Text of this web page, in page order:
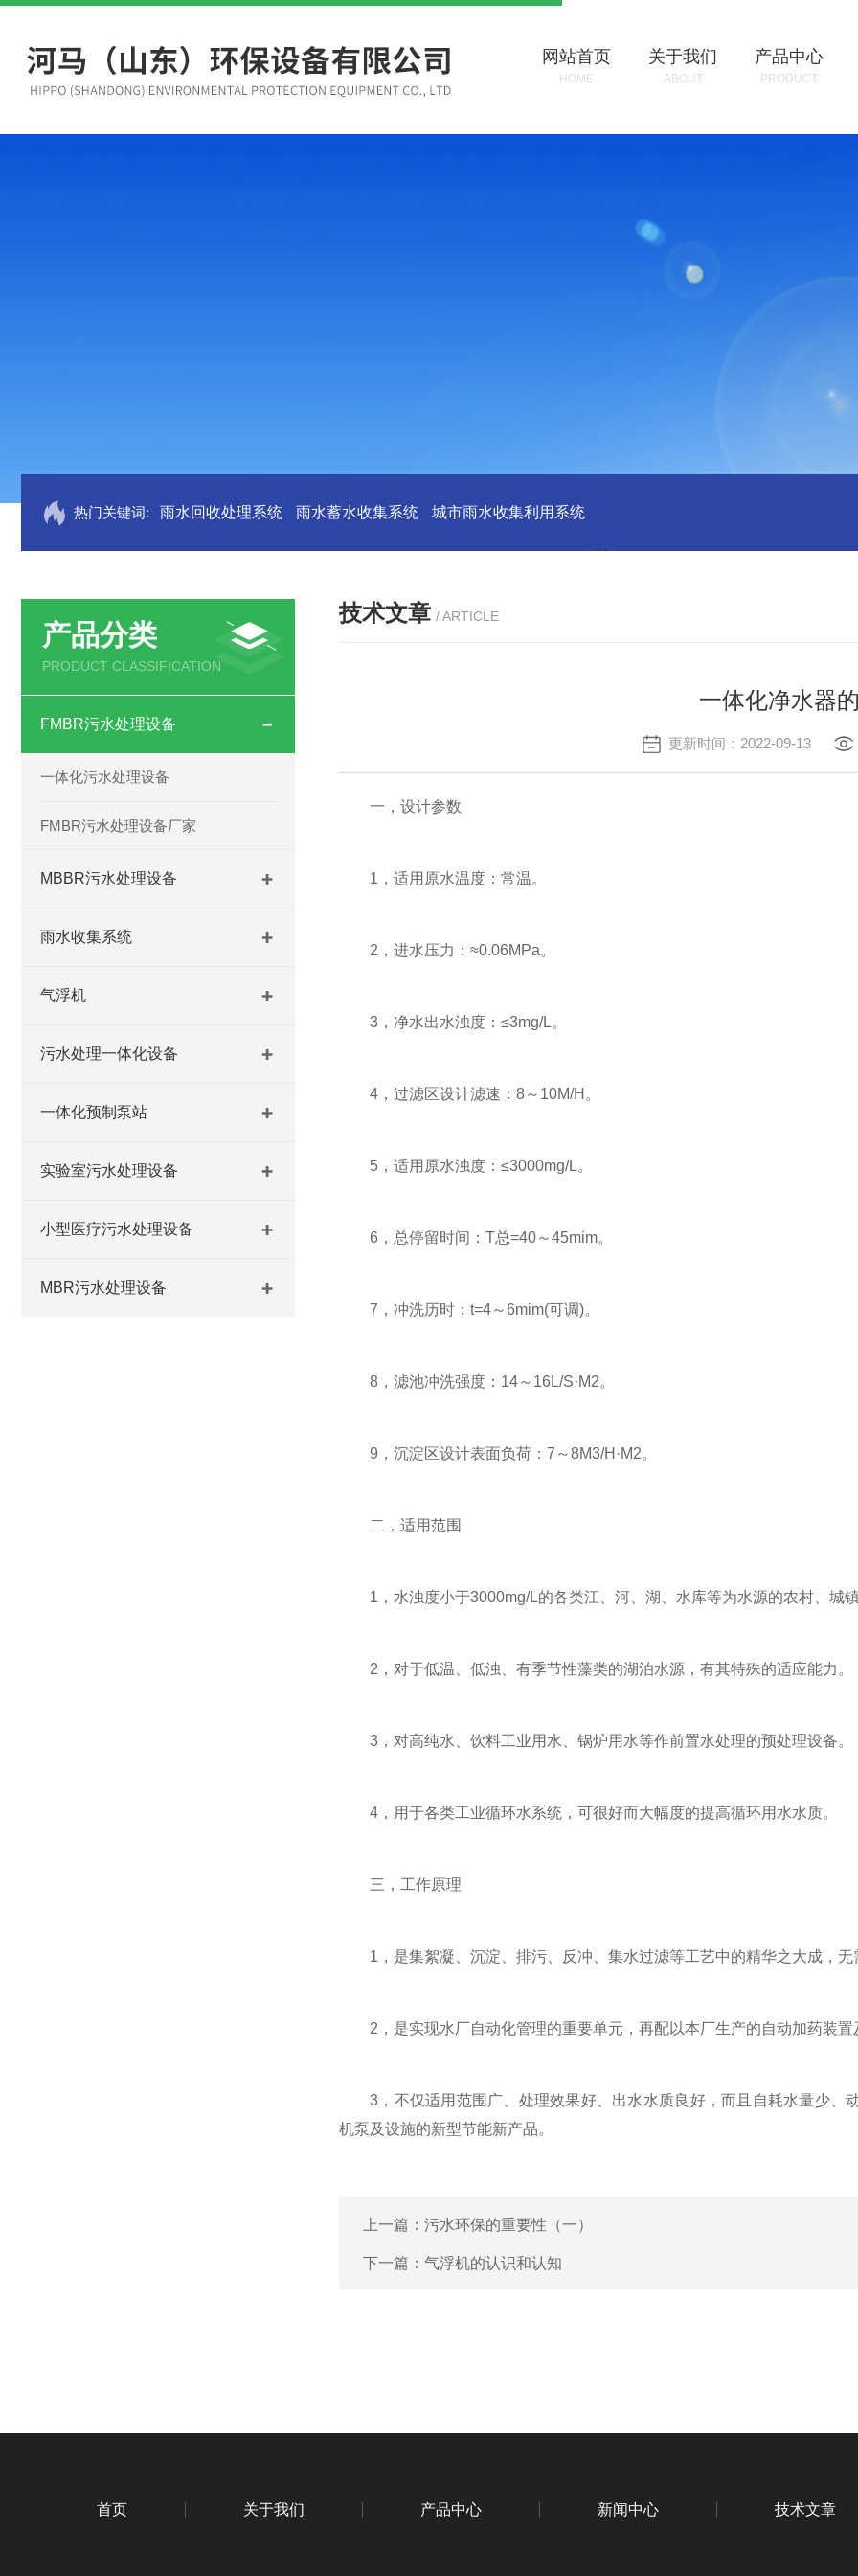
网站首页
HOME
关于我们
ABOUT
产品中心
PRODUCT
热门关键词: 雨水回收处理系统 雨水蓄水收集系统 城市雨水收集利用系统
产品分类
PRODUCT CLASSIFICATION
FMBR污水处理设备
一体化污水处理设备
FMBR污水处理设备厂家
MBBR污水处理设备
雨水收集系统
气浮机
污水处理一体化设备
一体化预制泵站
实验室污水处理设备
小型医疗污水处理设备
MBR污水处理设备
技术文章 / ARTICLE
一体化净水器
更新时间：2022-09-13
一，设计参数
1，适用原水温度：常温。
2，进水压力：≈0.06MPa。
3，净水出水浊度：≤3mg/L。
4，过滤区设计滤速：8～10M/H。
5，适用原水浊度：≤3000mg/L。
6，总停留时间：T总=40～45mim。
7，冲洗历时：t=4～6mim(可调)。
8，滤池冲洗强度：14～16L/S·M2。
9，沉淀区设计表面负荷：7～8M3/H·M2。
二，适用范围
1，水浊度小于3000mg/L的各类江、河、湖、水库等为水源的农村、城镇
2，对于低温、低浊、有季节性藻类的湖泊水源，有其特殊的适应能力。
3，对高纯水、饮料工业用水、锅炉用水等作前置水处理的预处理设备。
4，用于各类工业循环水系统，可很好而大幅度的提高循环用水水质。
三，工作原理
1，是集絮凝、沉淀、排污、反冲、集水过滤等工艺中的精华之大成，无
2，是实现水厂自动化管理的重要单元，再配以本厂生产的自动加药装置
3，不仅适用范围广、处理效果好、出水水质良好，而且自耗水量少、
机泵及设施的新型节能新产品。
上一篇： 污水环保的重要性（一）
下一篇： 气浮机的认识和认知
首页 关于我们 产品中心 新闻中心 技术文章